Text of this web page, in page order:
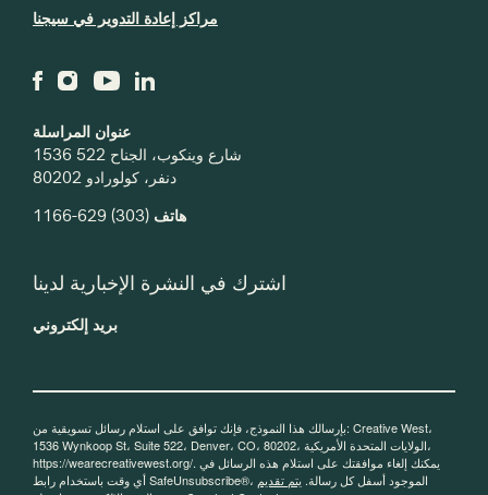
عنوان المراسلة
1536 شارع وينكوب، الجناح 522
دنفر، كولورادو 80202
هاتف (303) 629-1166
مراكز إعادة التدوير في سيجنا
اشترك في النشرة الإخبارية لدينا
بريد إلكتروني
بإرسالك هذا النموذج، فإنك توافق على استلام رسائل تسويقية من: Creative West،
1536 Wynkoop St، Suite 522، Denver، CO، 80202، الولايات المتحدة الأمريكية،
https://wearecreativewest.org/. يمكنك إلغاء موافقتك على استلام هذه الرسائل في
أي وقت باستخدام رابط SafeUnsubscribe®، الموجود أسفل كل رسالة. يتم تقديم